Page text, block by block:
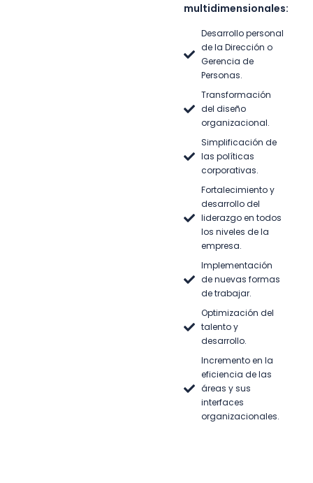
multidimensionales:
Desarrollo personal
de la Dirección o
Gerencia de
Personas.
Transformación
del diseño
organizacional.
Simplificación de
las políticas
corporativas.
Fortalecimiento y
desarrollo del
liderazgo en todos
los niveles de la
empresa.
Implementación
de nuevas formas
de trabajar.
Optimización del
talento y
desarrollo.
Incremento en la
eficiencia de las
áreas y sus
interfaces
organizacionales.